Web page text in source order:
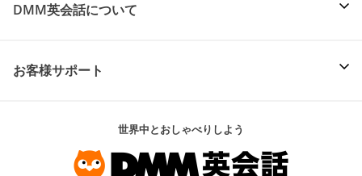
DMM英会話について
お客様サポート
世界中とおしゃべりしよう